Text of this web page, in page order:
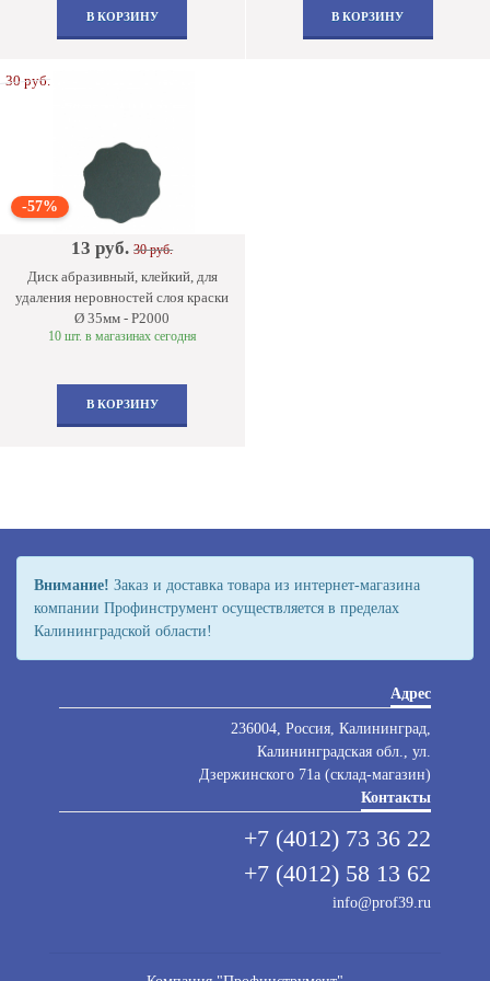
В КОРЗИНУ В КОРЗИНУ
30 руб.
-57%
13 руб.30 руб.
Диск абразивный, клейкий, для
удаления неровностей слоя краски
Ø 35мм - P2000
10 шт. в магазинах сегодня
В КОРЗИНУ
Внимание! Заказ и доставка товара из интернет-магазина
компании Профинструмент осуществляется в пределах
Калининградской области!
Адрес
236004, Россия, Калининград,
Калининградская обл., ул.
Дзержинского 71а (склад-магазин)
Контакты
+7 (4012) 73 36 22
+7 (4012) 58 13 62
info@prof39.ru